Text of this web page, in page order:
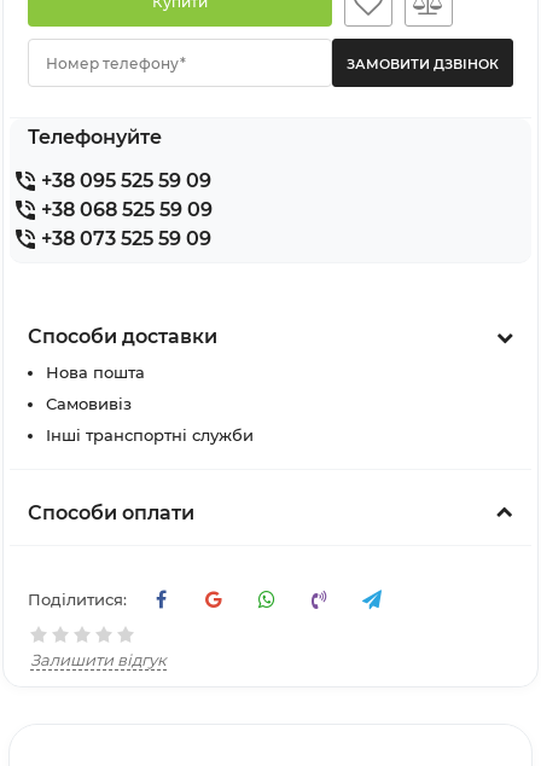
Номер телефону*
Телефонуйте
+38 095 525 59 09
+38 068 525 59 09
+38 073 525 59 09
Способи доставки
Нова пошта
Самовивіз
Інші транспортні служби
Способи оплати
Поділитися:
Залишити відгук